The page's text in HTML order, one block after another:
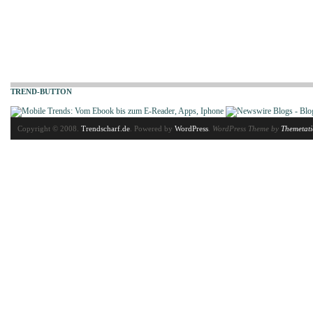
TREND-BUTTON
Copyright © 2008. Trendscharf.de . Powered by WordPress WordPress Theme by